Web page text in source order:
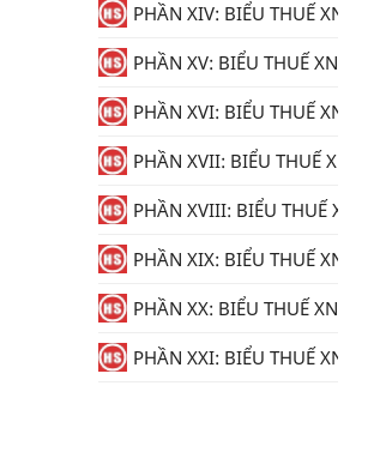
PHẦN XIV: BIỂU THUẾ XNK
PHẦN XV: BIỂU THUẾ XNK
PHẦN XVI: BIỂU THUẾ XNK
PHẦN XVII: BIỂU THUẾ XNK
PHẦN XVIII: BIỂU THUẾ XNK
PHẦN XIX: BIỂU THUẾ XNK
PHẦN XX: BIỂU THUẾ XNK
PHẦN XXI: BIỂU THUẾ XNK